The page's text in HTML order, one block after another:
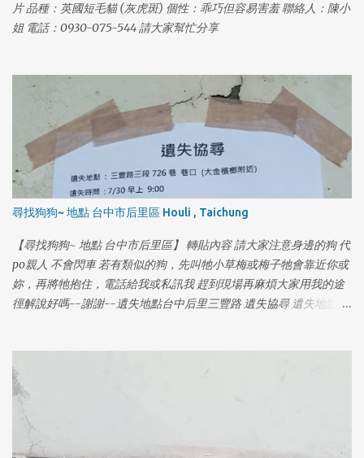
片 品種：英國短毛貓 (灰虎斑) 個性：乖巧但容易害羞 聯絡人：陳小
姐 電話：0930-075-544 請大家幫忙分享
尋找狗狗~ 地點 台中市后里區 Houli , Taichung
【尋找狗狗~ 地點 台中市后里區】 轉貼內容 請大家注意身邊的狗 代
po親人 不會閃車 若有類似的狗，先叫牠小草梅或梅子牠會靠近你或
妳，再將牠抱住，電話給我或私訊我 趕到現場再麻煩大家用我的途
徑解說好嗎--謝謝--遺失地點台中后里三豐路 遺失協尋 遺失地點：
008 286 (葉小姐) 尋獲獎金：紅包 5000 元